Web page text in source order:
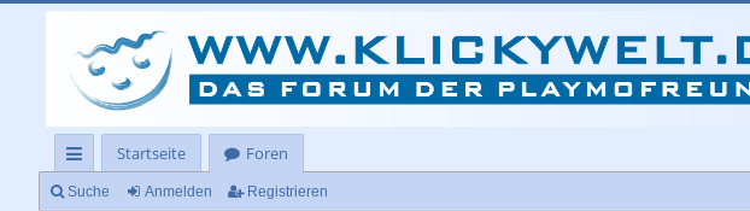
ch
Startseite
Foren
Suche Anmelden Registrieren